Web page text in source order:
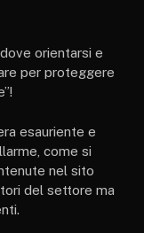
orientarsi e
per proteggere
esauriente e
come si
nel sito
del settore ma